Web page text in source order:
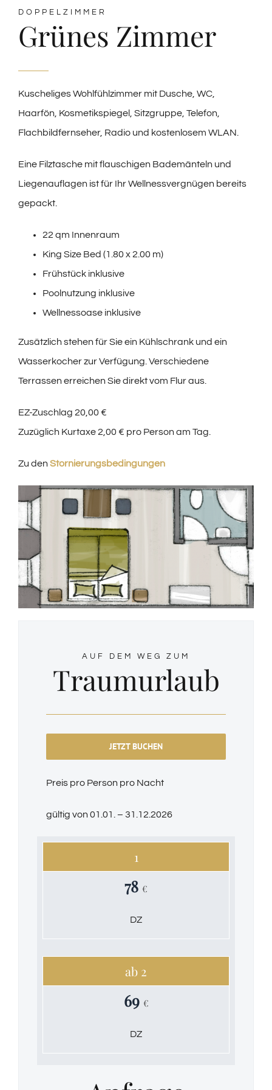
DOPPELZIMMER
Grünes Zimmer
Kuscheliges Wohlfühlzimmer mit Dusche, WC,
Haarfön, Kosmetikspiegel, Sitzgruppe, Telefon,
Flachbildfernseher, Radio und kostenlosem WLAN.
Eine Filztasche mit flauschigen Bademänteln und
Liegenauflagen ist für Ihr Wellnessvergnügen bereits
gepackt.
22 qm Innenraum
King Size Bed (1.80 x 2.00 m)
Frühstück inklusive
Poolnutzung inklusive
Wellnessoase inklusive
Zusätzlich stehen für Sie ein Kühlschrank und ein
Wasserkocher zur Verfügung. Verschiedene
Terrassen erreichen Sie direkt vom Flur aus.
EZ-Zuschlag 20,00 €
Zuzüglich Kurtaxe 2,00 € pro Person am Tag.
Zu den Stornierungsbedingungen
AUF DEM WEG ZUM
Traumurlaub
JETZT BUCHEN
Preis pro Person pro Nacht
gültig von 01.01. – 31.12.2026
1
78 €
DZ
ab 2
69 €
DZ